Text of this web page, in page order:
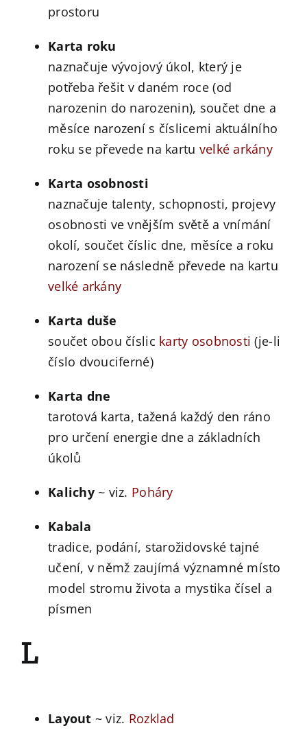
prostoru
Karta roku
naznačuje vývojový úkol, který je
potřeba řešit v daném roce (od
narozenin do narozenin), součet dne a
měsíce narození s číslicemi aktuálního
roku se převede na kartu velké arkány
Karta osobnosti
naznačuje talenty, schopnosti, projevy
osobnosti ve vnějším světě a vnímání
okolí, součet číslic dne, měsíce a roku
narození se následně převede na kartu
velké arkány
Karta duše
součet obou číslic karty osobnosti (je-li
číslo dvouciferné)
Karta dne
tarotová karta, tažená každý den ráno
pro určení energie dne a základních
úkolů
Kalichy~ viz. Poháry
Kabala
tradice, podání, starožidovské tajné
učení, v němž zaujímá významné místo
model stromu života a mystika čísel a
písmen
L
Layout ~ viz. Rozklad